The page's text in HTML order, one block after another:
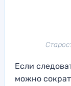
Если
можно